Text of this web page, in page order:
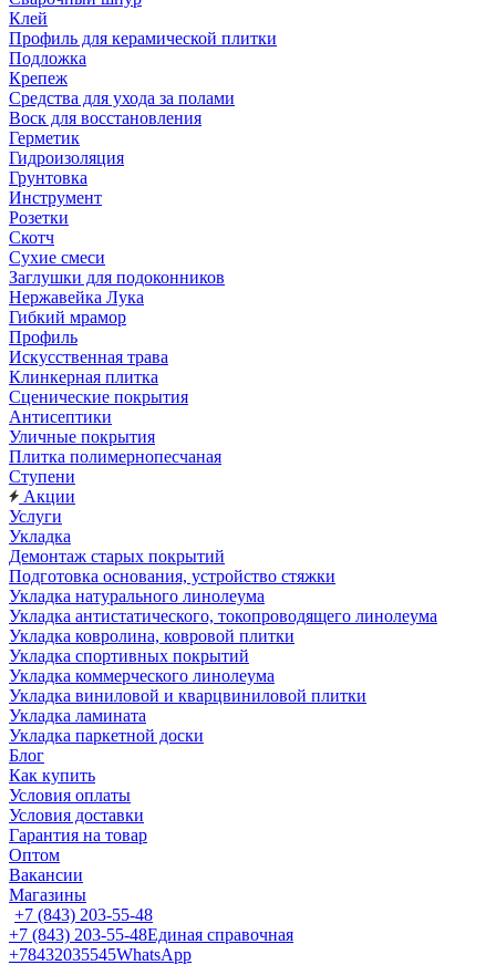
Клей
Профиль для керамической плитки
Подложка
Крепеж
Средства для ухода за полами
Воск для восстановления
Герметик
Гидроизоляция
Грунтовка
Инструмент
Розетки
Скотч
Сухие смеси
Заглушки для подоконников
Нержавейка Лука
Гибкий мрамор
Профиль
Искусственная трава
Клинкерная плитка
Сценические покрытия
Антисептики
Уличные покрытия
Плитка полимернопесчаная
Ступени
Акции
Услуги
Укладка
Демонтаж старых покрытий
Подготовка основания, устройство стяжки
Укладка натурального линолеума
Укладка антистатического, токопроводящего линолеума
Укладка ковролина, ковровой плитки
Укладка спортивных покрытий
Укладка коммерческого линолеума
Укладка виниловой и кварцвиниловой плитки
Укладка ламината
Укладка паркетной доски
Блог
Как купить
Условия оплаты
Условия доставки
Гарантия на товар
Оптом
Вакансии
Магазины
+7 (843) 203-55-48
+7 (843) 203-55-48Единая справочная
+78432035545WhatsApp